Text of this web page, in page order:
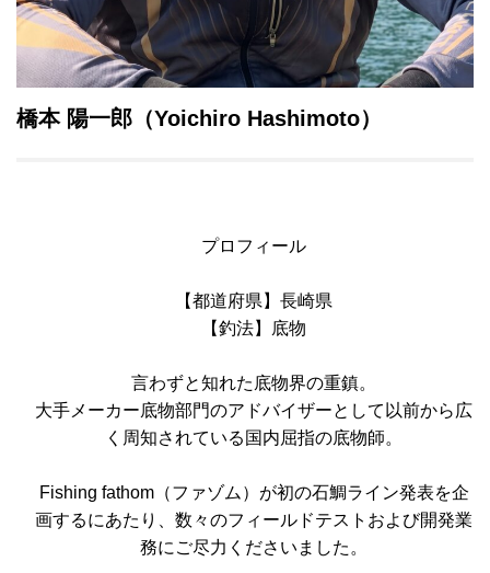
橋本 陽一郎（Yoichiro Hashimoto）
プロフィール
【都道府県】長崎県
【釣法】底物
言わずと知れた底物界の重鎮。
大手メーカー底物部門のアドバイザーとして以前から広
く周知されている国内屈指の底物師。
Fishing fathom（ファゾム）が初の石鯛ライン発表を企
画するにあたり、数々のフィールドテストおよび開発業
務にご尽力くださいました。